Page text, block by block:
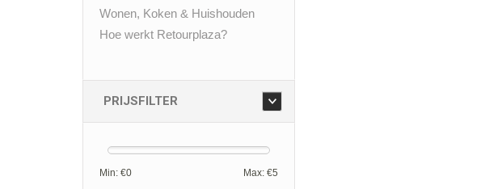
Wonen, Koken & Huishouden
Hoe werkt Retourplaza?
PRIJSFILTER
Min: €0 Max: €5